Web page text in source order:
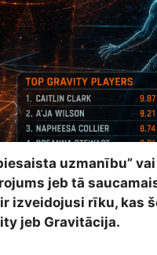
uzmanību”
jeb tā
izveidojusi rīku, kas
jeb Gravitācija.